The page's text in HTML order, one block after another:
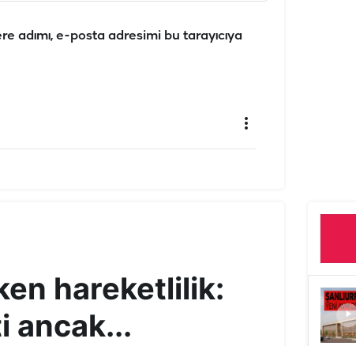
adımı, e-posta adresimi bu tarayıcıya
hareketlilik:
ancak...